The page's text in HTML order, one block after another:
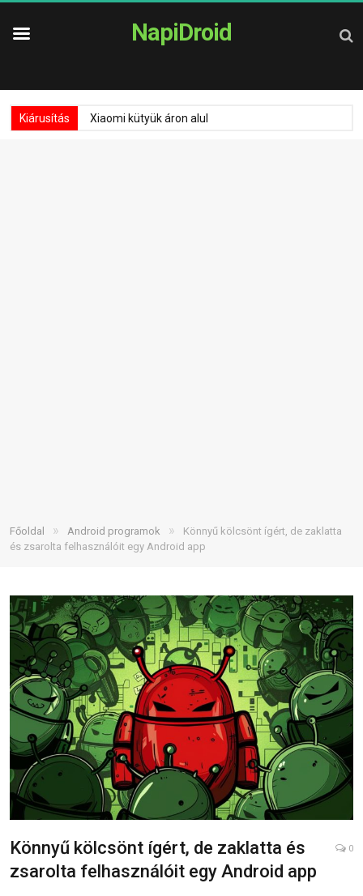
NapiDroid
Kiárusítás Xiaomi kütyük áron alul
Főoldal » Android programok »
Könnyű kölcsönt ígért, de zaklatta
és zsarolta felhasználóit egy Android app
Könnyű kölcsönt ígért, de zaklatta és
zsarolta felhasználóit egy Android app
0